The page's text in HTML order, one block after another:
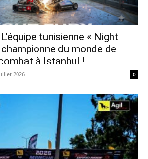
tunisienne « Night
du monde de
à Istanbul !
2026 0